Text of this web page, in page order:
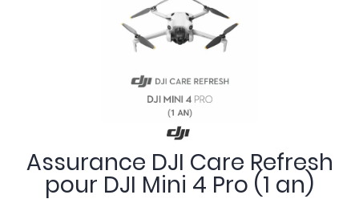
Assurance DJI Care Refresh
pour DJI Mini 4 Pro (1 an)